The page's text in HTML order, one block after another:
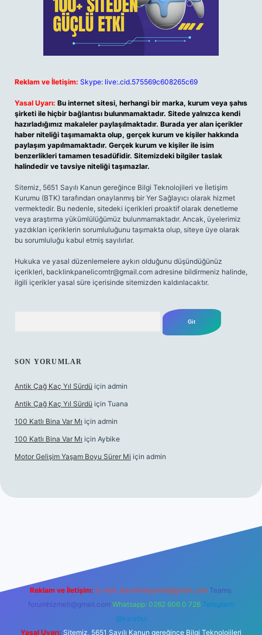
Reklam ve İletişim: Skype: live:.cid.575569c608265c69
Yasal Uyarı: Bu internet sitesi, herhangi bir marka, kurum veya şahıs
şirketi ile hiçbir bağlantısı bulunmamaktadır. Sitede yalnızca kendi
hazırladığımız makaleler paylaşılmaktadır. Burada yer alan içerikler
haber niteliği taşımamakta olup, gerçek kurum ve kişiler hakkında
paylaşım yapılmamaktadır. Gerçek kurum ve kişiler ile isim
benzerlikleri tamamen tesadüfidir. Sitemizdeki bilgiler taslak
halindedir ve tavsiye niteliği taşımazlar.
Sitemiz, 5651 Sayılı Kanun gereğince Bilgi Teknolojileri ve İletişim
Kurumu (BTK) tarafından onaylanmış bir Yer Sağlayıcı olarak hizmet
vermektedir. Bu nedenle, sitedeki içerikleri proaktif olarak denetleme
veya araştırma yükümlülüğümüz bulunmamaktadır. Ancak, üyelerimiz
yazdıkları içeriklerin sorumluluğunu taşımakta olup, siteye üye olarak
bu sorumluluğu kabul etmiş sayılırlar.
Hukuka ve yasal düzenlemelere aykırı olduğunu düşündüğünüz
içerikleri, backlinkpanelicomtr@gmail.com adresine bildirmeniz halinde,
ilgili içerikler yasal süre içerisinde sitemizden kaldırılacaktır.
SON YORUMLAR
Antik Çağ Kaç Yıl Sürdü için admin
Antik Çağ Kaç Yıl Sürdü için Tuana
100 Katlı Bina Var Mı için admin
100 Katlı Bina Var Mı için Aybike
Motor Gelişim Yaşam Boyu Sürer Mi için admin
Reklam ve İletişim: E-mail: backlinkpaneli@gmail.com Teams:
forumhizmeti@gmail.com Whatsapp: 0262 606 0 726 Telegram:
@karabul
Yasal Uyarı: Sitemiz, 5651 Sayılı Kanun gereğince Bilgi Teknolojileri